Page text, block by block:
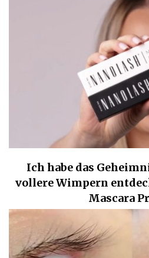
Ich habe das
vollere Wimpern
Mascara